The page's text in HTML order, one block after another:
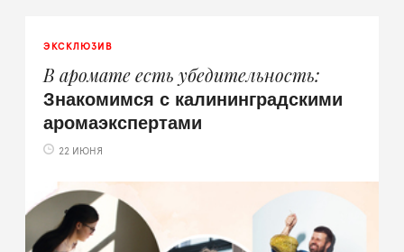
ЭКСКЛЮЗИВ
В аромате есть убедительность
Знакомимся с калининградскими
аромаэкспертами
22 ИЮНЯ